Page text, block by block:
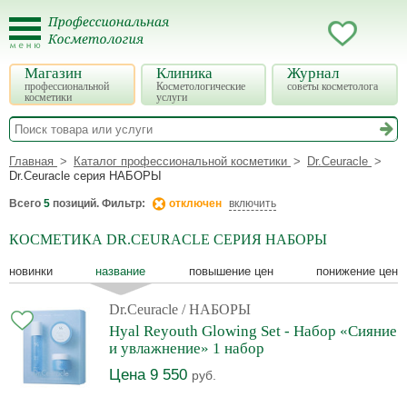
Магазин
профессиональной
косметики
Клиника
Косметологические
услуги
Журнал
советы косметолога
Главная Каталог профессиональной косметики
Dr.Ceuracle
Dr.Ceuracle серия НАБОРЫ
Всего 5 позиций. Фильтр: отключен включить
КОСМЕТИКА DR.CEURACLE СЕРИЯ НАБОРЫ
новинки название повышение цен понижение цен
Dr.Ceuracle / НАБОРЫ
Hyal Reyouth Glowing Set - Набор «Сияние
и увлажнение» 1 набор
Цена 9 550 руб.